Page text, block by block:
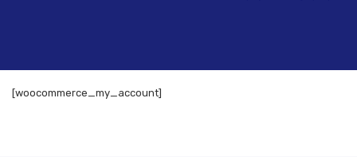
[woocommerce_my_account]